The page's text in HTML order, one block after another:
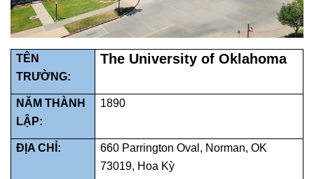
TÊN
TRƯỜNG:
The University of Oklahoma
NĂM THÀNH
LẬP:
1890
ĐỊA CHỈ:
660 Parrington Oval, Norman, OK
73019, Hoa Kỳ